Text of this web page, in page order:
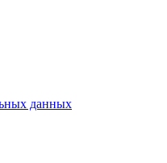
данных